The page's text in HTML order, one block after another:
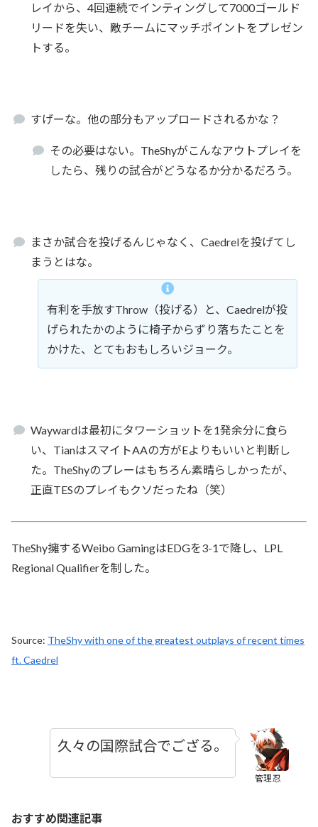
レイから、4回連続でインティングして7000ゴールド
リードを失い、敵チームにマッチポイントをプレゼン
トする。
すげーな。他の部分もアップロードされるかな？
その必要はない。TheShyがこんなアウトプレイを
したら、残りの試合がどうなるか分かるだろう。
まさか試合を投げるんじゃなく、Caedrelを投げてし
まうとはな。
有利を手放すThrow（投げる）と、Caedrelが投
げられたかのように椅子からずり落ちたことを
かけた、とてもおもしろいジョーク。
Waywardは最初にタワーショットを1発余分に食ら
い、TianはスマイトAAの方がEよりもいいと判断し
た。TheShyのプレーはもちろん素晴らしかったが、
正直TESのプレイもクソだったね（笑）
TheShy擁するWeibo GamingはEDGを3-1で降し、LPL
Regional Qualifierを制した。
Source: TheShy with one of the greatest outplays of recent times
ft. Caedrel
管理忍
久々の国際試合でござる。
おすすめ関連記事